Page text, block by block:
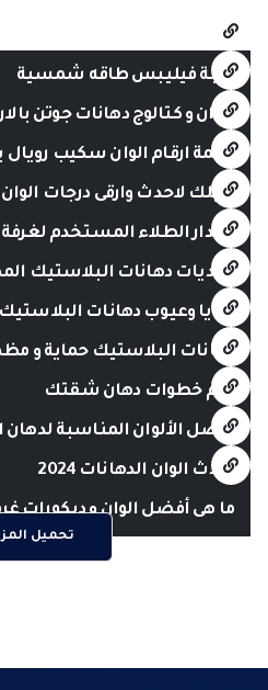
لمبة فيليبس طاقه شمسية
الوان و كتالوج دهانات جوتن
قائمة ارقام الوان سكيب رويال
دليلك لاحدث وارقى درجات
مقدار الطلاء المستخدم لغرفة 10 × 10 و 10 × 12 و 12 ×
تحديات دهانات البلاستيك
مزايا وعيوب دهانات البلاستيك
دهانات البلاستيك حماية و
اهم خطوات دهان شقتك
افضل الألوان المناسبة
احدث الوان الدهانات 2024
ما هى أفضل الوان و ديكورات
تحميل